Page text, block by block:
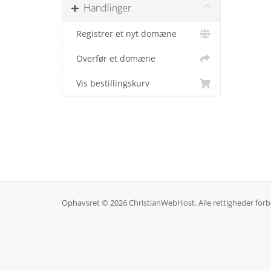
Handlinger
Registrer et nyt domæne
Overfør et domæne
Vis bestillingskurv
Ophavsret © 2026 ChristianWebHost. Alle rettigheder